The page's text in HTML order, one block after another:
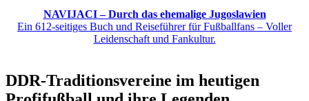
NAVIJACI – Durch das ehemalige Jugoslawien
Ein 612-seitiges Buch und Reiseführer für Fußballfans – Voller
Leidenschaft und Fankultur.
DDR-Traditionsvereine im heutigen